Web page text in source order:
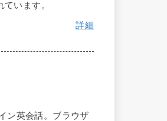
ています。
詳細
ン英会話。ブラウザ